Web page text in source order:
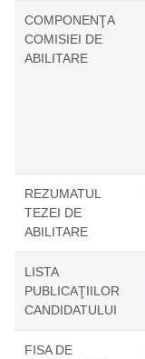
COMPONENŢA
COMISIEI DE
ABILITARE
REZUMATUL
TEZEI DE
ABILITARE
LISTA
PUBLICAŢIILOR
CANDIDATULUI
FISA DE